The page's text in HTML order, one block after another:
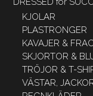
KJOLAR
PLASTRONGER
KAVAJER &
SKJORTOR &
TRÖJOR & T-
VÄSTAR,